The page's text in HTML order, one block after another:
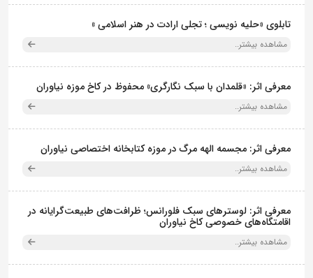
تابلوی «حلیه نویسی ؛ تجلی ارادت در هنر اسلامی »
مشاهده بیشتر..
معرفی اثر: «قلمدان با سبک نگارگری» محفوظ در کاخ موزه نیاوران
مشاهده بیشتر..
معرفی اثر: مجسمه الهه مرگ در موزه کتابخانه اختصاصی نیاوران
مشاهده بیشتر..
معرفی اثر: لوسترهای سبک فلورانس؛ ظرافت‌های طبیعت‌گرایانه در
اقامتگاه‌های خصوصی کاخ نیاوران
مشاهده بیشتر..